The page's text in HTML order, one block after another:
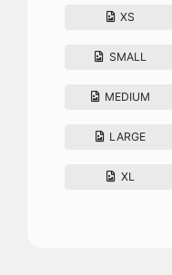
XS
SMALL
MEDIUM
LARGE
XL